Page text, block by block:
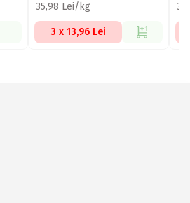
35,98 Lei/kg
3 x 13,96 Lei